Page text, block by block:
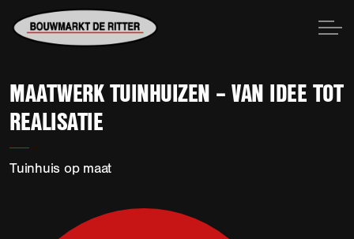
MAATWERK TUINHUIZEN – VAN IDEE TOT
REALISATIE
Tuinhuis op maat